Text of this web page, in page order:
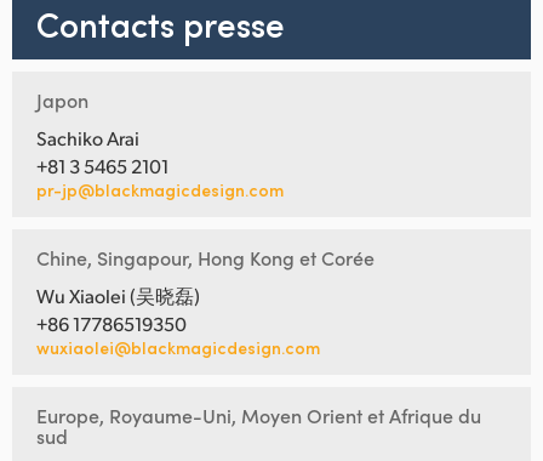
Contacts presse
Japon
Sachiko Arai
+81 3 5465 2101
pr-jp@blackmagicdesign.com
Chine, Singapour, Hong Kong et Corée
Wu Xiaolei (吴晓磊)
+86 17786519350
wuxiaolei@blackmagicdesign.com
Europe, Royaume-Uni, Moyen Orient et Afrique du
sud